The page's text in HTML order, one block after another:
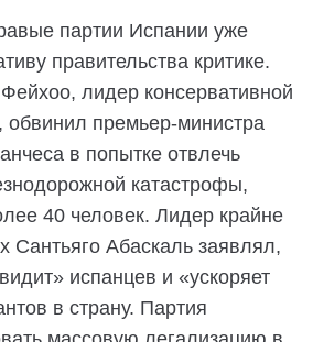
партии Испании уже
правительства критике.
лидер консервативной
обвинил премьер-министра
в попытке отвлечь
катастрофы,
40 человек. Лидер крайне
Сантьяго Абаскаль заявлял,
испанцев и «ускоряет
в страну. Партия